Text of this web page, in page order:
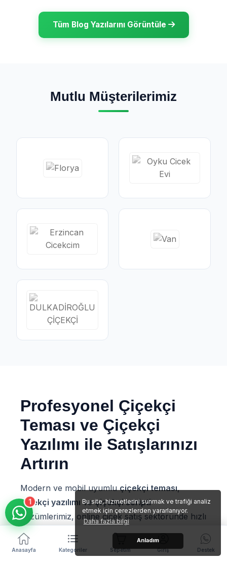
Bu site, hizmetlerini sunmak ve trafiği analiz
etmek için çerezlerden yararlanıyor.
Daha fazla bilgi
Anladım
Tüm Blog Yazılarını Görüntüle
Mutlu Müşterilerimiz
Profesyonel Çiçekçi
Teması ve Çiçekçi
Yazılımı ile Satışlarınızı
Artırın
Modern ve mobil uyumluçiçekçi teması,
çiçekçi yazılımı veçiçekçi scripti
çözümlerimiz, online çiçek satış sektöründe hızlı
yükselmeniz için özel olarak geliştirilmiştir.
Çiçekçi Teması Nedir?
1
Anasayfa Kategoriler Sepetim Giriş Destek